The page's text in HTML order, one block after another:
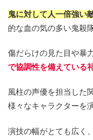
鬼に対して人一倍強い
的な血の気の多い鬼殺
傷だらけの見た目や暴
で協調性を備えている
風柱の声優を担当した
様々なキャラクターを
演技の幅がとても広く